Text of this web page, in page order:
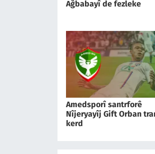
Ağbabayî de fezleke
Amedsporî santrforê
Nîjeryayîj Gift Orban
kerd